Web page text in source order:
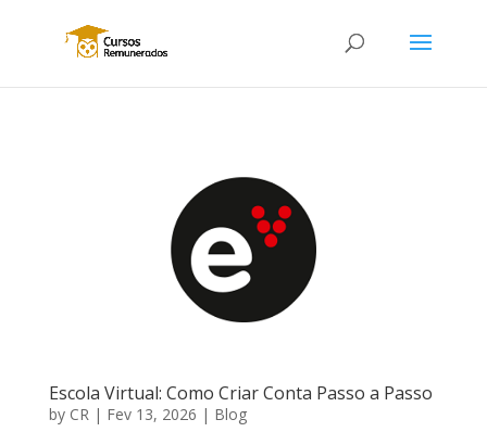
Escola Virtual: Como Criar Conta Passo a Passo
by CR| Fev 13, 2026 | Blog